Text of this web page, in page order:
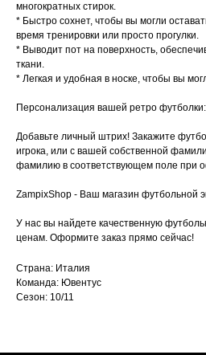
многократных стирок.
* Быстро сохнет, чтобы вы могли
время тренировки или просто прогулки.
* Выводит пот на поверхность,
ткани.
* Легкая и удобная в носке, чтобы вы
Персонализация вашей ретро футболки:
Добавьте личный штрих! Закажите
игрока, или с вашей собственной
фамилию в соответствующем поле при
ZampixShop - Ваш магазин футбольной
У нас вы найдете качественную
ценам. Оформите заказ прямо сейчас!
Страна: Италия
Команда: Ювентус
Сезон: 10/11